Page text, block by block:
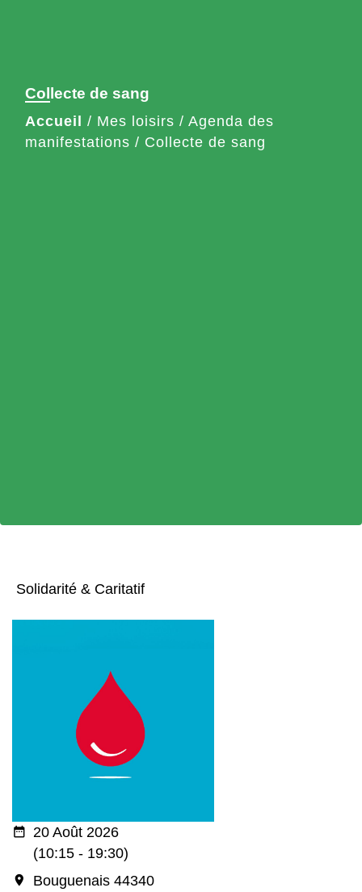
Collecte de sang
Accueil / Mes loisirs / Agenda des
manifestations / Collecte de sang
Solidarité & Caritatif
date_range
20 Août 2026
(10:15 - 19:30)
room
Bouguenais 44340